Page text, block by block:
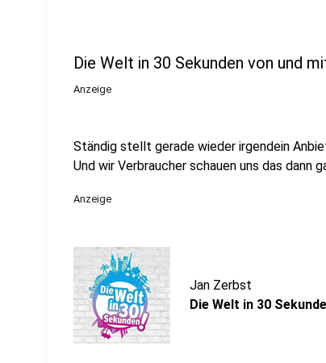
Die Welt in 30 Sekunden von und
Anzeige
Ständig stellt gerade wieder irgendein
Und wir Verbraucher schauen uns das dann
Anzeige
Jan Zerbst
Die Welt in 30